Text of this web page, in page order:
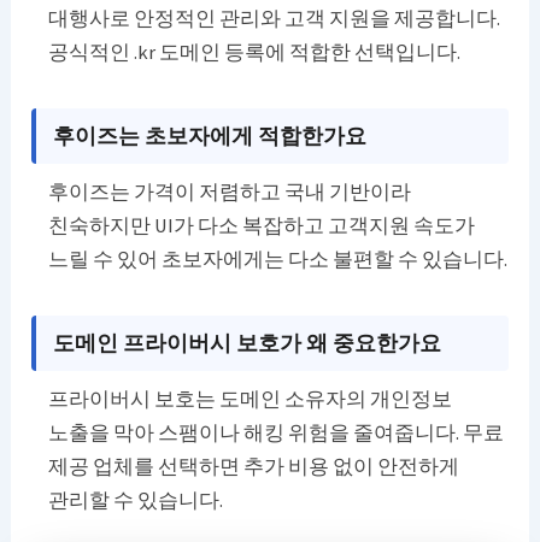
대행사로 안정적인 관리와 고객 지원을 제공합니다.
공식적인 .kr 도메인 등록에 적합한 선택입니다.
후이즈는 초보자에게 적합한가요
후이즈는 가격이 저렴하고 국내 기반이라
친숙하지만 UI가 다소 복잡하고 고객지원 속도가
느릴 수 있어 초보자에게는 다소 불편할 수 있습니다.
도메인 프라이버시 보호가 왜 중요한가요
프라이버시 보호는 도메인 소유자의 개인정보
노출을 막아 스팸이나 해킹 위험을 줄여줍니다. 무료
제공 업체를 선택하면 추가 비용 없이 안전하게
관리할 수 있습니다.